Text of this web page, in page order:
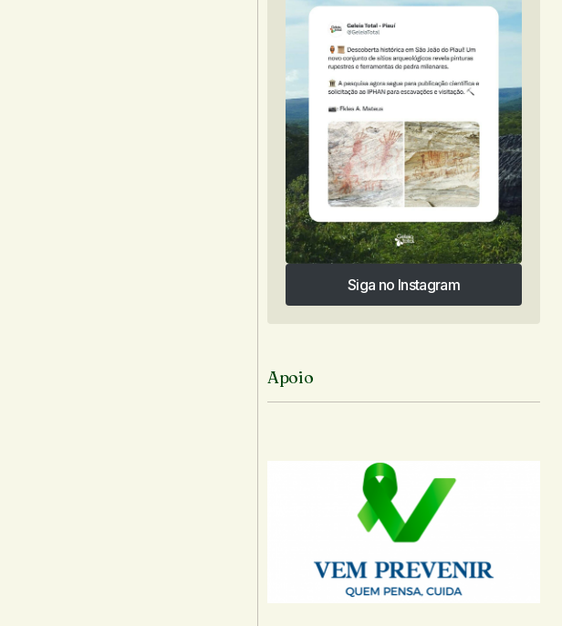
Siga no Instagram
Siga no Instagram
Apoio